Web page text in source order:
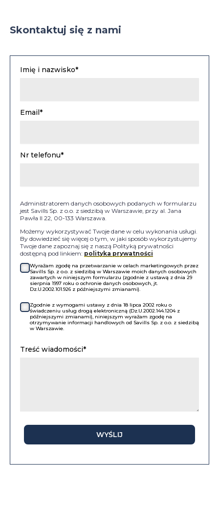
Skontaktuj się z nami
Imię i nazwisko*
Email*
Nr telefonu*
Administratorem danych osobowych podanych w formularzu
jest Savills Sp. z o.o. z siedzibą w Warszawie, przy al. Jana
Pawła II 22, 00-133 Warszawa.
Możemy wykorzystywać Twoje dane w celu wykonania usługi.
By dowiedzieć się więcej o tym, w jaki sposób wykorzystujemy
Twoje dane zapoznaj się z naszą Polityką prywatności
dostępną pod linkiem: polityka prywatności
Wyrażam zgodę na przetwarzanie w celach marketingowych przez
Savills Sp. z o.o. z siedzibą w Warszawie moich danych osobowych
zawartych w niniejszym formularzu (zgodnie z ustawą z dnia 29
sierpnia 1997 roku o ochronie danych osobowych, jt.
Dz.U.2002.101.926 z późniejszymi zmianami).
Zgodnie z wymogami ustawy z dnia 18 lipca 2002 roku o
świadczeniu usług drogą elektroniczną (Dz.U.2002.144.1204 z
późniejszymi zmianami), niniejszym wyrażam zgodę na
otrzymywanie informacji handlowych od Savills Sp. z o.o. z siedzibą
w Warszawie.
Treść wiadomości*
WYŚLIJ